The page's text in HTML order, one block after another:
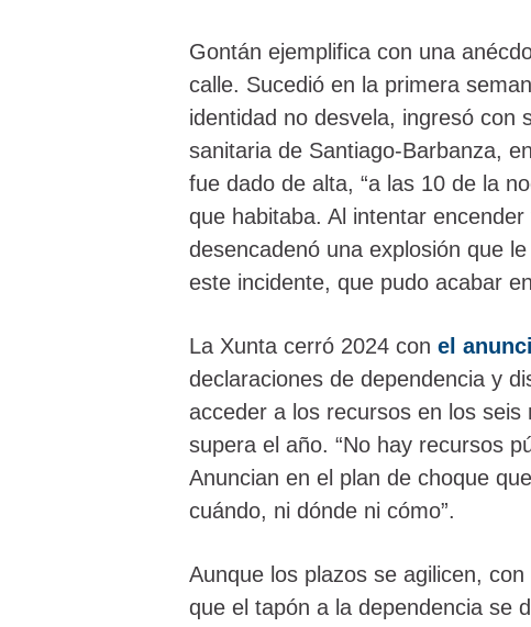
Gontán ejemplifica con una
calle. Sucedió en la primera
identidad no desvela, ingresó con
sanitaria de Santiago-Barbanza,
fue dado de alta, “a las 10 de la
que habitaba. Al intentar
desencadenó una explosión que
este incidente, que pudo acabar
La Xunta cerró 2024 con el
declaraciones de dependencia y
acceder a los recursos en los
supera el año. “No hay recursos
Anuncian en el plan de choque
cuándo, ni dónde ni cómo”.
Aunque los plazos se agilicen,
que el tapón a la dependencia se